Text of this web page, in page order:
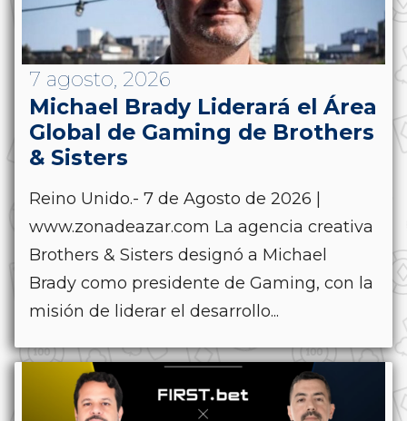
7 agosto, 2026
Michael Brady Liderará el Área
Global de Gaming de Brothers
& Sisters
Reino Unido.- 7 de Agosto de 2026 |
www.zonadeazar.com La agencia creativa
Brothers & Sisters designó a Michael
Brady como presidente de Gaming, con la
misión de liderar el desarrollo...